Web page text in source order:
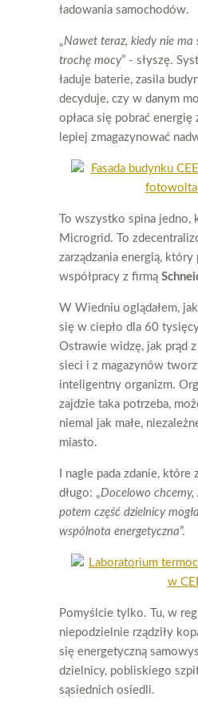
ładowania samochodów.
„Nawet teraz, kiedy nie ma
trochę mocy” - słyszę.
ładuje baterie, zasila
decyduje, czy w danym
opłaca się pobrać energię
lepiej zmagazynować
To wszystko spina jedno,
Microgrid. To
zarządzania energią, który
współpracy z firmą
W Wiedniu oglądałem,
się w ciepło dla 60
Ostrawie widzę, jak prąd
sieci i z magazynów
inteligentny organizm.
zajdzie taka potrzeba,
niemal jak małe,
miasto.
I nagle pada zdanie, które
długo: „Docelowo chcemy,
potem część dzielnicy
wspólnota energetyczna”.
Pomyślcie tylko. Tu, w
niepodzielnie rządziły
się energetyczną
dzielnicy, pobliskiego
sąsiednich osiedli.